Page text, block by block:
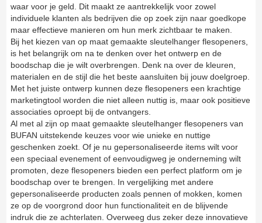
waar voor je geld. Dit maakt ze aantrekkelijk voor zowel
individuele klanten als bedrijven die op zoek zijn naar goedkope
maar effectieve manieren om hun merk zichtbaar te maken.
Bij het kiezen van op maat gemaakte sleutelhanger flesopeners,
is het belangrijk om na te denken over het ontwerp en de
boodschap die je wilt overbrengen. Denk na over de kleuren,
materialen en de stijl die het beste aansluiten bij jouw doelgroep.
Met het juiste ontwerp kunnen deze flesopeners een krachtige
marketingtool worden die niet alleen nuttig is, maar ook positieve
associaties oproept bij de ontvangers.
Al met al zijn op maat gemaakte sleutelhanger flesopeners van
BUFAN uitstekende keuzes voor wie unieke en nuttige
geschenken zoekt. Of je nu gepersonaliseerde items wilt voor
een speciaal evenement of eenvoudigweg je onderneming wilt
promoten, deze flesopeners bieden een perfect platform om je
boodschap over te brengen. In vergelijking met andere
gepersonaliseerde producten zoals pennen of mokken, komen
ze op de voorgrond door hun functionaliteit en de blijvende
indruk die ze achterlaten. Overweeg dus zeker deze innovatieve